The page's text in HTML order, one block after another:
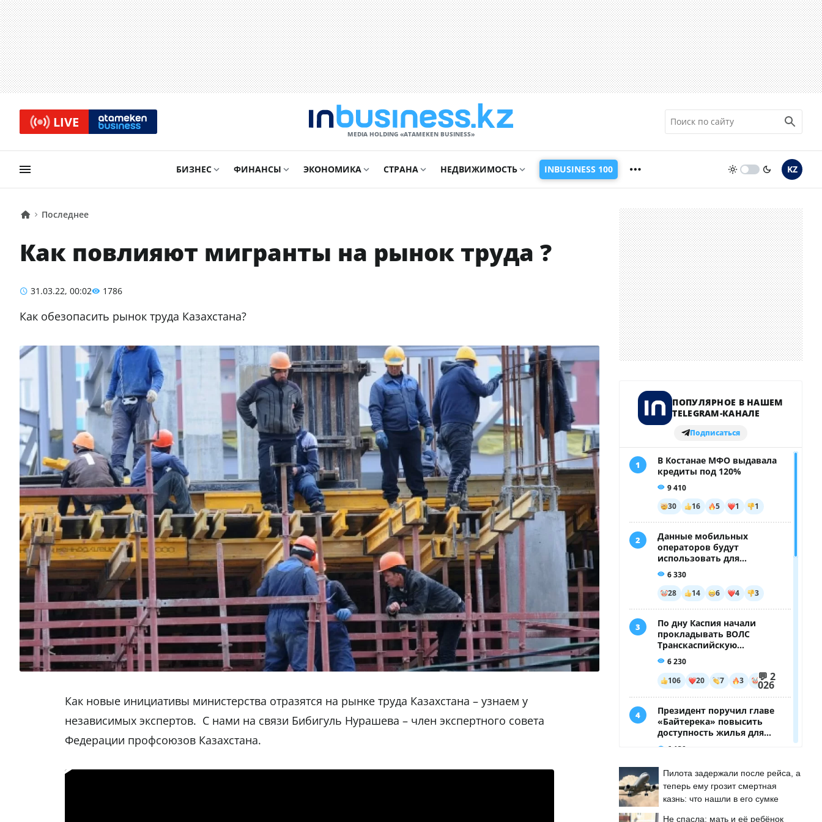
LIVE
MEDIA HOLDING «ATAMEKЕN BUSINESS»
БИЗНЕС ФИНАНСЫ ЭКОНОМИКА СТРАНА НЕДВИЖИМОСТЬ INBUSINESS 100 KZ
Последнее
Как повлияют мигранты на рынок труда ?
31.03.22, 00:02 1786
Как обезопасить рынок труда Казахстана?
Как новые инициативы министерства отразятся на рынке труда Казахстана – узнаем у
независимых экспертов. С нами на связи Бибигуль Нурашева – член экспертного совета
Федерации профсоюзов Казахстана.
Пилота задержали после рейса, а
теперь ему грозит смертная
казнь: что нашли в его сумке
Не спасла: мать и её ребёнок